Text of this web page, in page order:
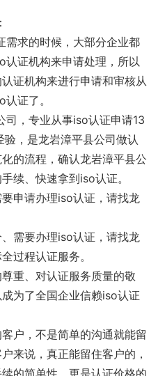
需求的时候，大部分企业都
证机构来申请处理，所以
证机构来进行申请和审核从
证了。
司，专业从事iso认证申请13
，是龙岩漳平县公司做认
的流程，确认龙岩漳平县公
续、快速拿到iso认证。
申请办理iso认证，请找龙
需要办理iso认证，请找龙
过程认证服务。
重、对认证服务质量的敬
为了全国企业信赖iso认证
户，不是简单的沟通就能留
来说，真正能留住客户的，
的简单性，更是认证价格的